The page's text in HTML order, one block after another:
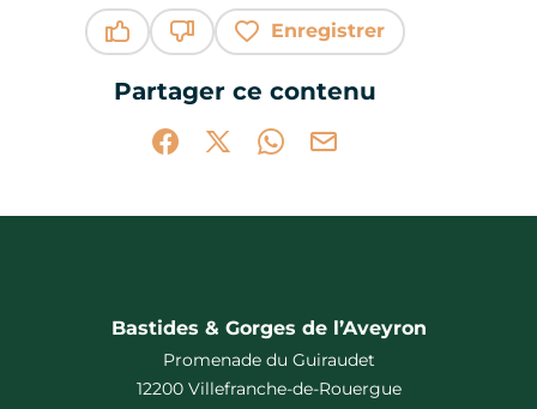
Enregistrer
Partager ce contenu
Partager sur Facebook (nouvelle
Partager sur X / Twitter (nouvelle
Partager sur WhatsApp
Partager par mail
Bastides & Gorges de l’Aveyron
Promenade du Guiraudet
12200 Villefranche-de-Rouergue